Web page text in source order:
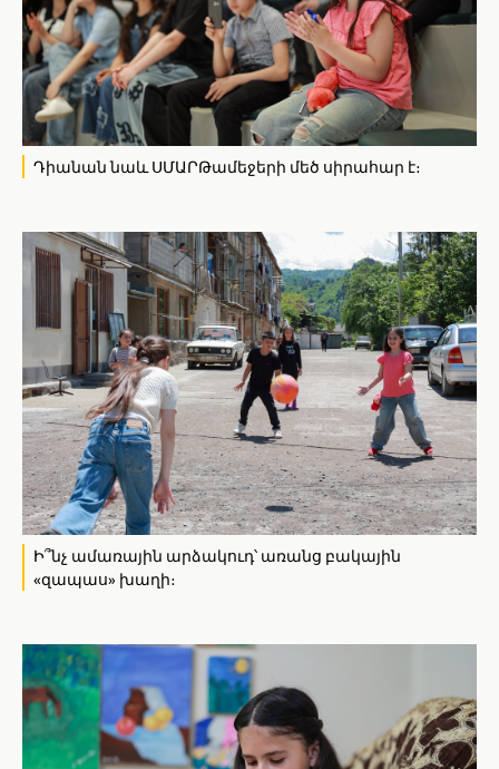
Դիանան նաև ՍՄԱՐԹամեջերի մեծ սիրահար է։
Ի՞նչ ամառային արձակուդ՝ առանց բակային
«զապաս» խաղի։